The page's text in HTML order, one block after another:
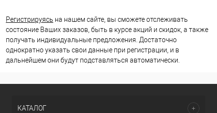
Регистрируясь на нашем сайте, вы сможете отслеживать
состояние Ваших заказов, быть в курсе акций и скидок, а также
получать индивидуальные предложения. Достаточно
однократно указать свои данные при регистрации, и в
дальнейшем они будут подставляться автоматически.
КАТАЛОГ